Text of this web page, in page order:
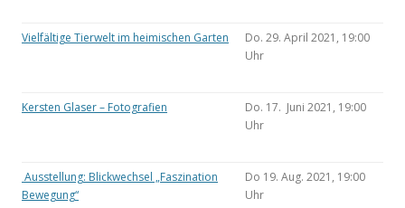
Vielfältige Tierwelt im heimischen Garten
Do. 29. April 2021, 19:00
Uhr
Kersten Glaser – Fotografien
Do. 17. Juni 2021, 19:00
Uhr
Ausstellung: Blickwechsel „Faszination
Bewegung“
Do 19. Aug. 2021, 19:00
Uhr